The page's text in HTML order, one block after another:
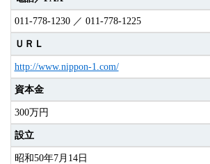
011-778-1230 ／ 011-778-1225
ＵＲＬ
http://www.nippon-1.com/
資本金
300万円
設立
昭和50年7月14日